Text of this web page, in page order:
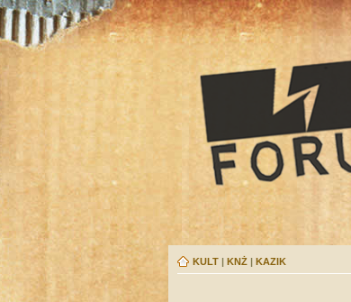
KULT | KNŻ | KAZIK